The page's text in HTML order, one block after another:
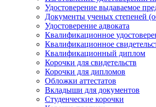
Удостоверение выдаваемое
Документы ученых степеней
Удостоверение адвоката
Квалификационное
Квалификационное
Квалификационный диплом
Корочки для свидетельств
Корочки для дипломов
Обложки аттестатов
Вкладыши для документов
Студенческие корочки